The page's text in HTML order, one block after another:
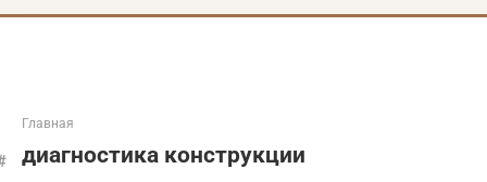
Главная
диагностика конструкции